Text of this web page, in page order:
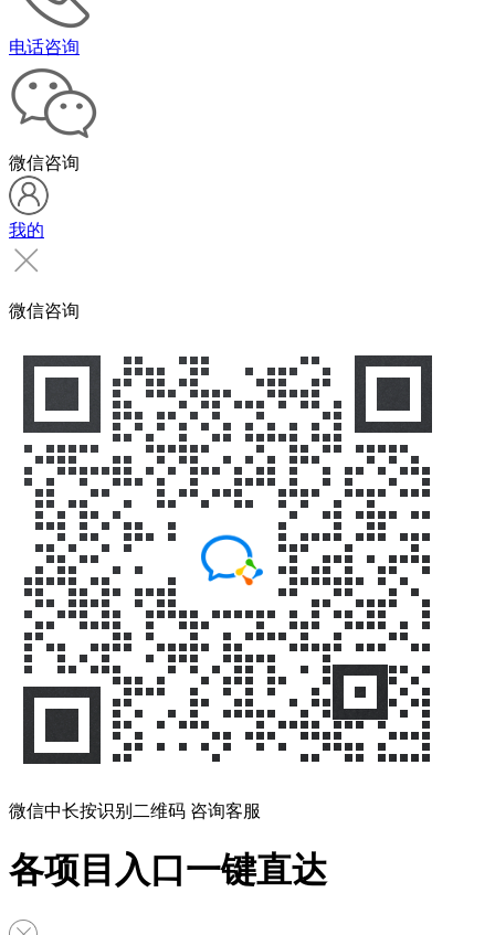
电话咨询
微信咨询
我的
微信咨询
微信中长按识别二维码 咨询客服
各项目入口一键直达